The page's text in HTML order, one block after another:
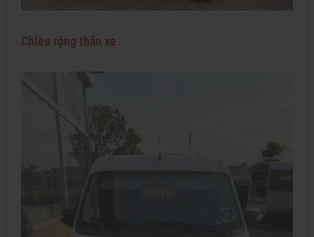
Chiều rộng thân xe